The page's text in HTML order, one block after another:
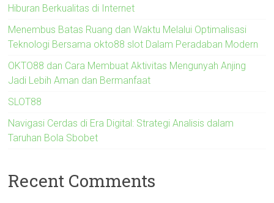
Hiburan Berkualitas di Internet
Menembus Batas Ruang dan Waktu Melalui Optimalisasi
Teknologi Bersama okto88 slot Dalam Peradaban Modern
OKTO88 dan Cara Membuat Aktivitas Mengunyah Anjing
Jadi Lebih Aman dan Bermanfaat
SLOT88
Navigasi Cerdas di Era Digital: Strategi Analisis dalam
Taruhan Bola Sbobet
Recent Comments